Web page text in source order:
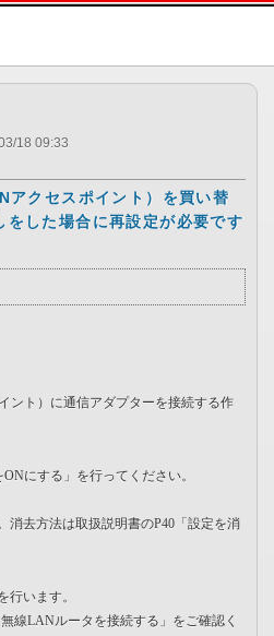
ージの本文へ
18 09:33
アクセスポイント）を買い替
をした場合に再設定が必要です
ント）に通信アダプターを接続する作
にする」を行ってください。
去方法は取扱説明書のP40「設定を消
います。
線LANルータを接続する」をご確認く